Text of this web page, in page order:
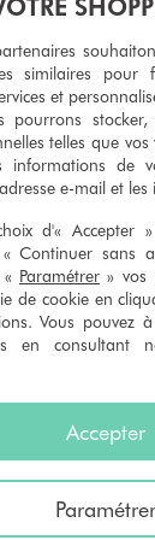
FONCE
AU PANIER
similaires
et
pourrons
telles que vos
informations de
e-mail et
d'« Accepter
Continuer sans
Paramétrer » vos
de cookie en
Vous pouvez
en consultant
Accepter
Paramétrer